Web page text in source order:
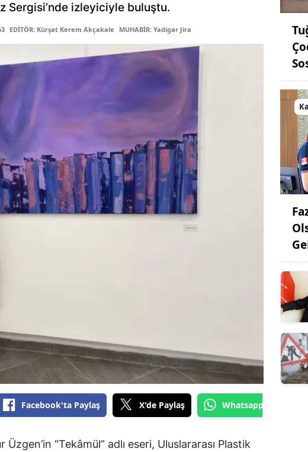
Sergisi’nde izleyiciyle buluştu.
EDİTÖR: Kürşat Kerem Akçakale MUHABİR: Yadigar Jira
Facebook'ta Paylaş X'de Paylaş Whatsapp'tan
Üzgen’in “Tekâmül” adlı eseri, Uluslararası Plastik